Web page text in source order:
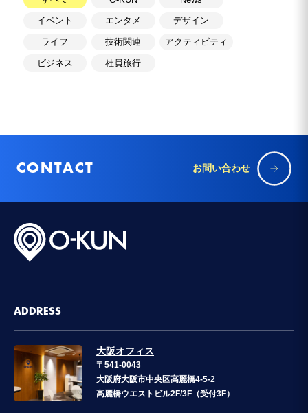
イベント エンタメ デザイン
ライフ 技術関連 アクティビティ
ビジネス 社員旅行
CONTACT お問い合わせ
ADDRESS
大阪オフィス
〒541-0043
大阪府大阪市中央区高麗橋4-5-2
高麗橋ウエストビル2F/3F（受付3F）